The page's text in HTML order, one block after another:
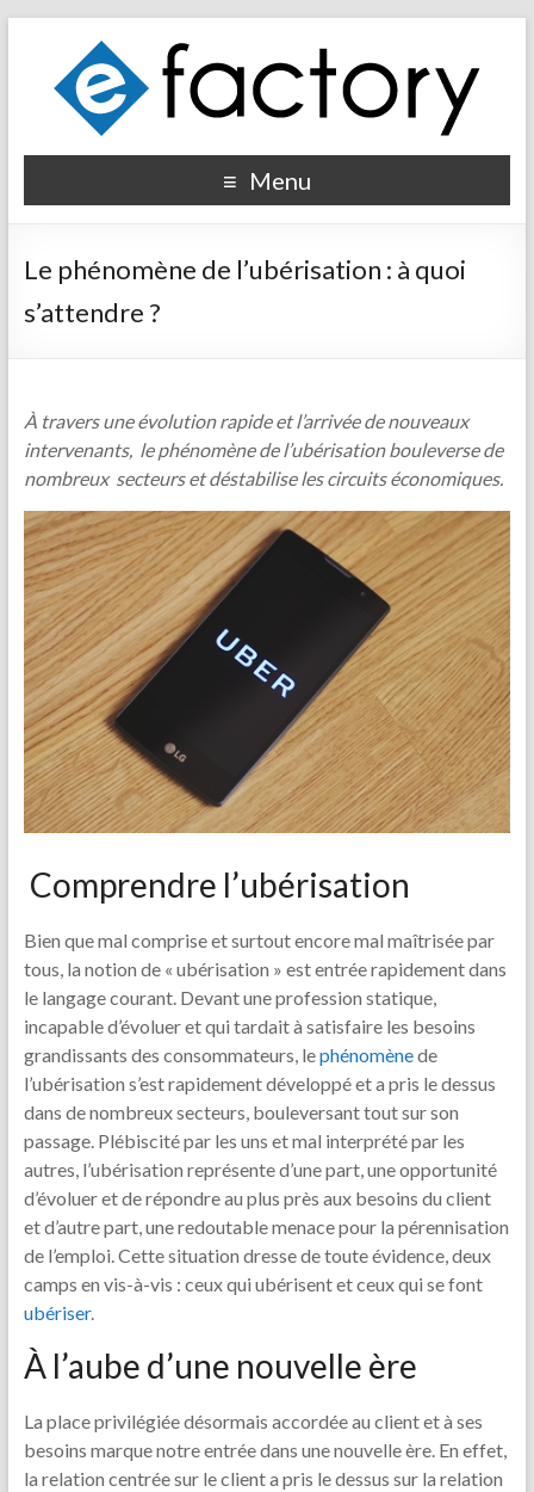
Menu
Le phénomène de l’ubérisation : à quoi
s’attendre ?
À travers une évolution rapide et l’arrivée de nouveaux
intervenants, le phénomène de l’ubérisation bouleverse de
nombreux secteurs et déstabilise les circuits économiques.
Comprendre l’ubérisation
Bien que mal comprise et surtout encore mal maîtrisée par
tous, la notion de « ubérisation » est entrée rapidement dans
le langage courant. Devant une profession statique,
incapable d’évoluer et qui tardait à satisfaire les besoins
grandissants des consommateurs, lephénomènede
l’ubérisation s’est rapidement développé et a pris le dessus
dans de nombreux secteurs, bouleversant tout sur son
passage. Plébiscité par les uns et mal interprété par les
autres, l’ubérisation représente d’une part, une opportunité
d’évoluer et de répondre au plus près aux besoins du client
et d’autre part, une redoutable menace pour la pérennisation
de l’emploi. Cette situation dresse de toute évidence, deux
camps en vis-à-vis : ceux qui ubérisent et ceux qui se font
ubériser.
À l’aube d’une nouvelle ère
La place privilégiée désormais accordée au client et à ses
besoins marque notre entrée dans une nouvelle ère. En effet,
la relation centrée sur le client a pris le dessus sur la relation